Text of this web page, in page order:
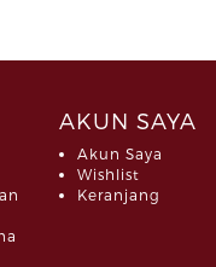
AKUN SAYA
Akun Saya
Wishlist
Keranjang